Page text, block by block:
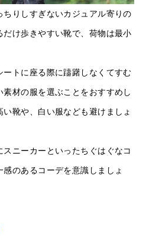
りしすぎないカジュアル寄りの
け歩きやすい靴で、荷物は最小
トに座る際に躊躇しなくてすむ
材の服を選ぶことをおすすめし
靴や、白い服なども避けましょ
ニーカーといったちぐはぐなコ
のあるコーデを意識しましょ